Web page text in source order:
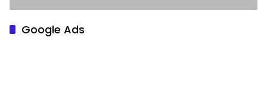
Google Ads